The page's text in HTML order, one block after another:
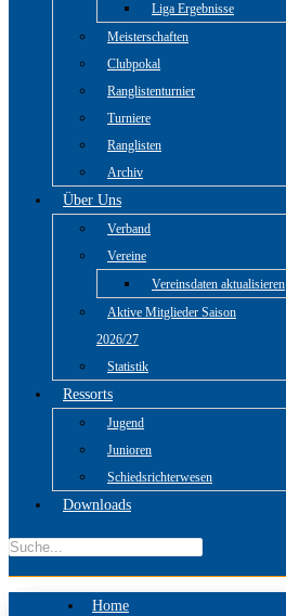
Liga Ergebnisse
Meisterschaften
Clubpokal
Ranglistenturnier
Turniere
Ranglisten
Archiv
Über Uns
Verband
Vereine
Vereinsdaten aktualisieren
Aktive Mitglieder Saison
2026/27
Statistik
Ressorts
Jugend
Junioren
Schiedsrichterwesen
Downloads
Home